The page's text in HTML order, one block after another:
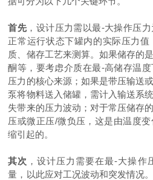
首先 ，设计压力需以最-大操作压
正常运行状态下罐内的实际压力
质、储存工艺来测算。如果储存的
酮等，要考虑介质在最-高储存温
压力的核心来源；如果是带压输送
泵将物料送入储罐，需计入输送系
失带来的压力波动；对于常压储存
压或微正压/微负压，这是由温度
缩引起的。
其次 ，设计压力需要在最-大操作
量，以此应对工况波动和突发情况